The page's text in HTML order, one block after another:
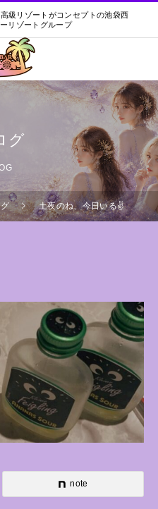
級リゾートがコンセプトの池袋西
リゾートグループ
グ
土夜のね、今日いる✌️
note